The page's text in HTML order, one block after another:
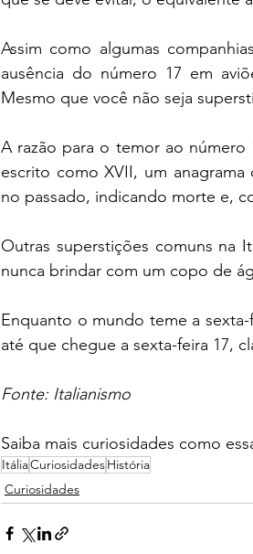
Assim como algumas
ausência do número 17 em
Mesmo que você não seja
A razão para o temor ao número
escrito como XVII, um anagrama
no passado, indicando morte e,
Outras superstições comuns na
nunca brindar com um copo de
Enquanto o mundo teme a
até que chegue a sexta-feira 17,
Fonte: Italianismo
Saiba mais curiosidades como
ItáliaCuriosidadesHistória
Curiosidades